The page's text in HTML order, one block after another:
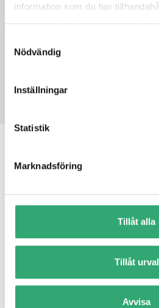
information som du har
samlat in när du har använt
Nödvändig
Inställningar
Statistik
Marknadsföring
Tillåt alla
Tillåt urval
Avvisa
RELATED PRODUCTS